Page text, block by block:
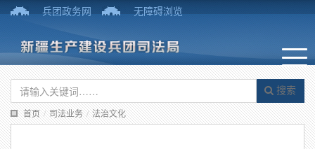
兵团政务网 无障碍浏览
搜索
首页 / 司法业务 / 法治文化